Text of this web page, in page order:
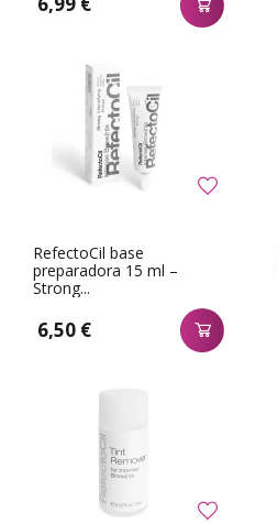
RefectoCil base
preparadora 15 ml –
Strong...
6,50 €